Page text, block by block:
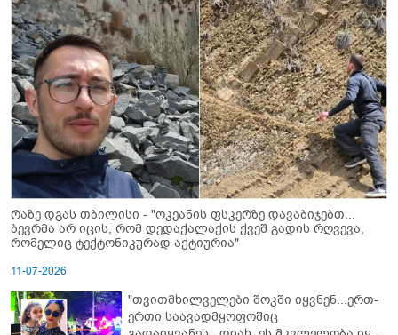
რაზე დგას თბილისი - "ოკეანის ფსკერზე დავაბიჯებთ...
ბევრმა არ იცის, რომ დედაქალაქის ქვეშ გადის რღვევა,
რომელიც ტექტონიკურად აქტიურია"
11-07-2026
"თვითმხილველები შოკში იყვნენ...ერთ-
ერთი საავადმყოფოშიც